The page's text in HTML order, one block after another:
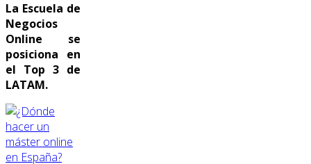
La Escuela de
Negocios
Online se
posiciona en
el Top 3 de
LATAM.